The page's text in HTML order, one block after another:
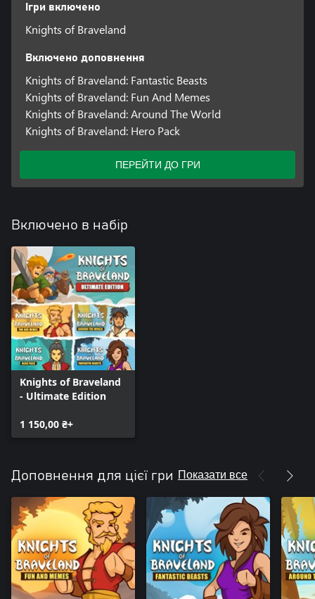
Ігри включено
Knights of Braveland
Включено доповнення
Knights of Braveland: Fantastic Beasts
Knights of Braveland: Fun And Memes
Knights of Braveland: Around The World
Knights of Braveland: Hero Pack
ПЕРЕЙТИ ДО ГРИ
Включено в набір
Knights of Braveland
- Ultimate Edition
1 150,00 ₴+
Доповнення для цієї гри Показати все